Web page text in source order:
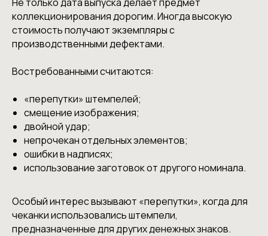
коллекционирования дорогим. Иногда высокую
стоимость получают экземпляры с
производственными дефектами.
Востребованными считаются:
«перепутки» штемпелей;
смещение изображения;
двойной удар;
непрочекан отдельных элементов;
ошибки в надписях;
использование заготовок от другого номинала.
Особый интерес вызывают «перепутки», когда для
чеканки использовались штемпели,
предназначенные для других денежных знаков.